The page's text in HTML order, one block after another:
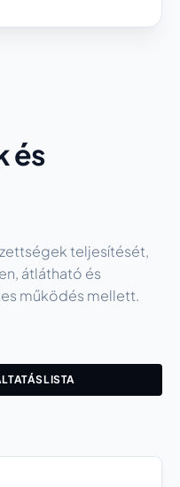
és
teljesítését,
átlátható és
működés mellett.